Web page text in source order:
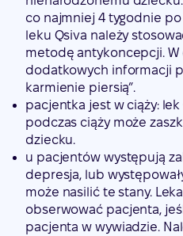
co najmniej 4 tygodnie
leku Qsiva należy
metodę antykoncepcji. W
dodatkowych informacji
karmienie piersią”.
pacjentka jest w ciąży:
podczas ciąży może
dziecku.
u pacjentów występują
depresja, lub
może nasilić te stany.
obserwować pacjenta,
pacjenta w wywiadzie.